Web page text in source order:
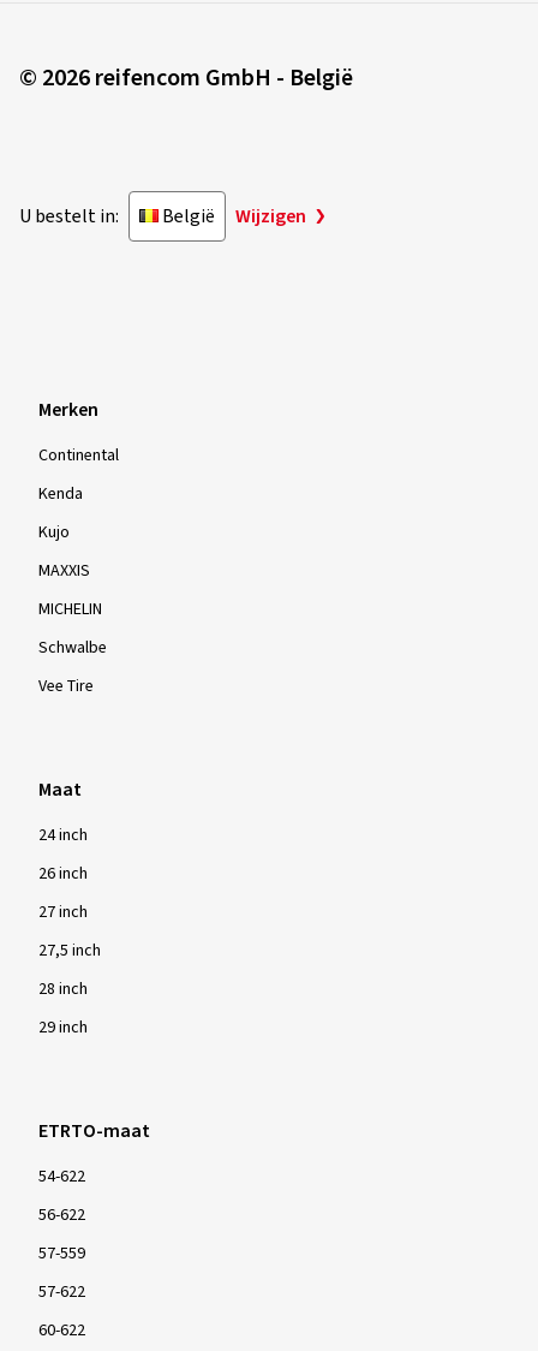
© 2026 reifencom GmbH - België
U bestelt in: België Wijzigen
Merken
Continental
Kenda
Kujo
MAXXIS
MICHELIN
Schwalbe
Vee Tire
Maat
24 inch
26 inch
27 inch
27,5 inch
28 inch
29 inch
ETRTO-maat
54-622
56-622
57-559
57-622
60-622